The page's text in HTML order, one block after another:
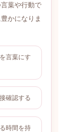
葉や行動で
かになりま
言葉にす
確認する
時間を持